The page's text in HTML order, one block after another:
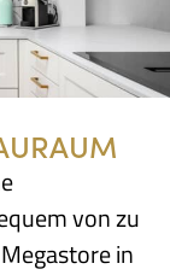
von zu
in